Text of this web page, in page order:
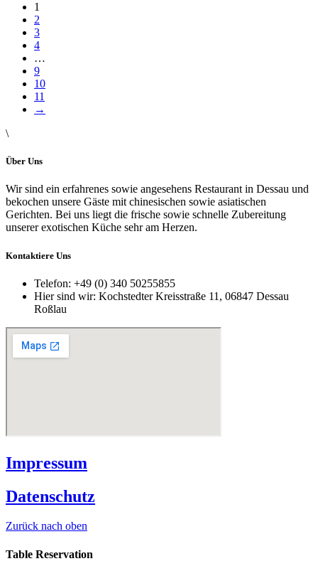
1
2
3
4
…
9
10
11
→
\
Über Uns
Wir sind ein erfahrenes sowie angesehens Restaurant in Dessau und
bekochen unsere Gäste mit chinesischen sowie asiatischen
Gerichten. Bei uns liegt die frische sowie schnelle Zubereitung
unserer exotischen Küche sehr am Herzen.
Kontaktiere Uns
Telefon: +49 (0) 340 50255855
Hier sind wir: Kochstedter Kreisstraße 11, 06847 Dessau
Roßlau
Impressum
Datenschutz
Zurück nach oben
Table Reservation